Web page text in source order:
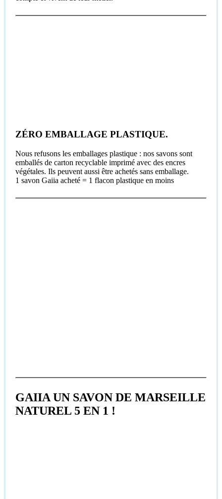
ZÉRO EMBALLAGE PLASTIQUE.
Nous refusons les emballages plastique : nos savons sont
emballés de carton recyclable imprimé avec des encres
végétales. Ils peuvent aussi être achetés sans emballage.
1 savon Gaiia acheté = 1 flacon plastique en moins
GAIIA UN SAVON DE MARSEILLE
NATUREL 5 EN 1 !